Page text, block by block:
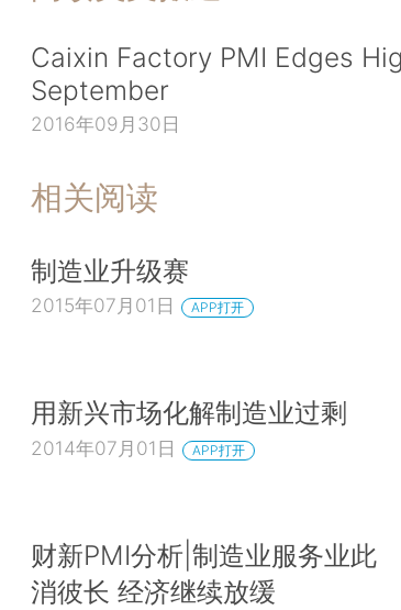
Caixin Factory PMI Edges
September
2016年09月30日
相关阅读
制造业升级赛
2015年07月01日 APP打开
用新兴市场化解制造业过剩
2014年07月01日 APP打开
财新PMI分析|制造业服务业此
消彼长 经济继续放缓